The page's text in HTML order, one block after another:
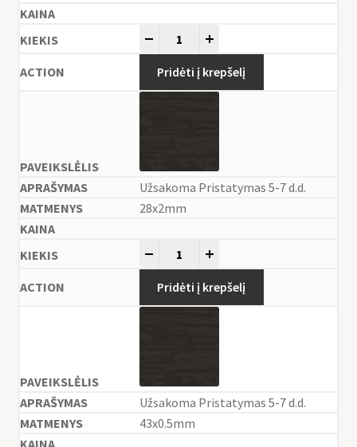
Pridėti į krepšelį
Užsakoma Pristatymas 5-7 d.d.
28x2mm
Pridėti į krepšelį
Užsakoma Pristatymas 5-7 d.d.
43x0.5mm